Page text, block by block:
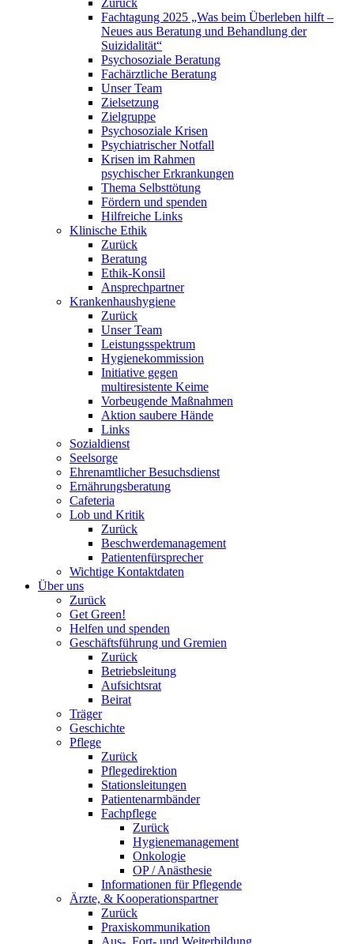
Zurück
Fachtagung 2025 „Was beim Überleben hilft –
Neues aus Beratung und Behandlung der
Suizidalität“
Psychosoziale Beratung
Fachärztliche Beratung
Unser Team
Zielsetzung
Zielgruppe
Psychosoziale Krisen
Psychiatrischer Notfall
Krisen im Rahmen
psychischer Erkrankungen
Thema Selbsttötung
Fördern und spenden
Hilfreiche Links
Klinische Ethik
Zurück
Beratung
Ethik-Konsil
Ansprechpartner
Krankenhaushygiene
Zurück
Unser Team
Leistungsspektrum
Hygienekommission
Initiative gegen
multiresistente Keime
Vorbeugende Maßnahmen
Aktion saubere Hände
Links
Sozialdienst
Seelsorge
Ehrenamtlicher Besuchsdienst
Ernährungsberatung
Cafeteria
Lob und Kritik
Zurück
Beschwerdemanagement
Patientenfürsprecher
Wichtige Kontaktdaten
Über uns
Zurück
Get Green!
Helfen und spenden
Geschäftsführung und Gremien
Zurück
Betriebsleitung
Aufsichtsrat
Beirat
Träger
Geschichte
Pflege
Zurück
Pflegedirektion
Stationsleitungen
Patientenarmbänder
Fachpflege
Zurück
Hygienemanagement
Onkologie
OP / Anästhesie
Informationen für Pflegende
Ärzte, & Kooperationspartner
Zurück
Praxiskommunikation
Aus-, Fort- und Weiterbildung